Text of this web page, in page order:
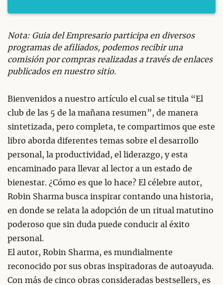
Nota: Guia del Empresario participa en diversos
programas de afiliados, podemos recibir una
comisión por compras realizadas a través de enlaces
publicados en nuestro sitio.
Bienvenidos a nuestro artículo el cual se titula “El
club de las 5 de la mañana resumen”, de manera
sintetizada, pero completa, te compartimos que este
libro aborda diferentes temas sobre el desarrollo
personal, la productividad, el liderazgo, y esta
encaminado para llevar al lector a un estado de
bienestar. ¿Cómo es que lo hace? El célebre autor,
Robin Sharma busca inspirar contando una historia,
en donde se relata la adopción de un ritual matutino
poderoso que sin duda puede conducir al éxito
personal.
El autor, Robin Sharma, es mundialmente
reconocido por sus obras inspiradoras de autoayuda.
Con más de cinco obras consideradas bestsellers, es